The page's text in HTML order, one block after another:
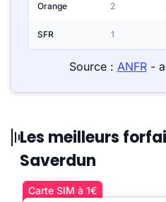
Orange 2
SFR 1
Source : ANFR-
Les meilleurs
Saverdun
Carte SIM à 1€